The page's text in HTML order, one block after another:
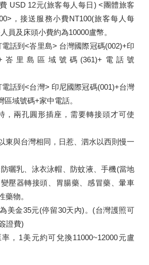
USD 12元(旅客每人每日) <團體旅客
，接送服務小費NT100(旅客每人每
員及床頭小費約為10000盧幣。
電話到<峇里島> 台灣國際冠碼(002)+印
峇里島區域號碼(361)+電話號
電話到<台灣> 印尼國際冠碼(001)+台灣
區域號碼+家中電話。
，兩孔圓形插座，需要轉接頭才可使
東與台灣相同，日惹、泗水以西則慢一
曬乳、泳衣泳帽、防蚊液、手機(當地
壓器轉接頭、胃腸藥、感冒藥、暈車
藥物。
美金35元(停留30天內)。(台灣護照可
證費)
，1美元約可兌換11000~12000元盧